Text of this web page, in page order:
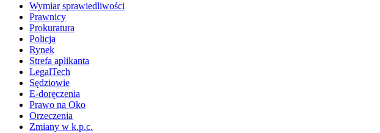
Wymiar sprawiedliwości
Prawnicy
Prokuratura
Policja
Rynek
Strefa aplikanta
LegalTech
Sędziowie
E-doręczenia
Prawo na Oko
Orzeczenia
Zmiany w k.p.c.